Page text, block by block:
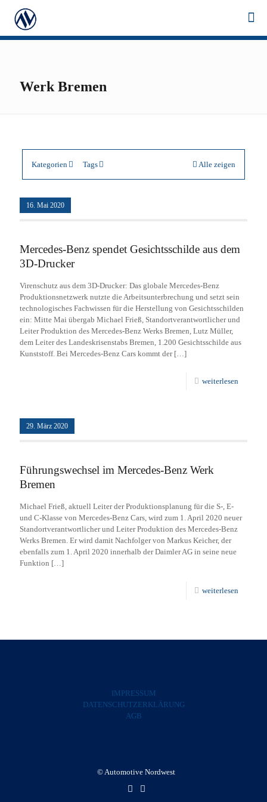
Werk Bremen
Kategorien Tags Alle zeigen
16. Mai 2020
Mercedes-Benz spendet Gesichtsschilde aus dem
3D-Drucker
Virenschutz aus dem 3D-Drucker: Das globale Mercedes-Benz
Produktionsnetzwerk nutzte die Arbeitsunterbrechung und setzt sein
technologisches Fachwissen für die Herstellung von Gesichtsschilden
ein: Mitte Mai übergab Michael Frieß, Standortverantwortlicher und
Leiter Produktion des Mercedes-Benz Werks Bremen, Lutz Müller,
dem Leiter des Landeskrisenstabs Bremen, 1.200 Gesichtsschilde aus
Kunststoff. Bei Mercedes-Benz Cars kommt der[…]
weiterlesen
29. März 2020
Führungswechsel im Mercedes-Benz Werk
Bremen
Michael Frieß, aktuell Leiter der Produktionsplanung für die S-, E-
und C-Klasse von Mercedes-Benz Cars, wird zum 1. April 2020 neuer
Standortverantwortlicher und Leiter Produktion des Mercedes-Benz
Werks Bremen. Er wird damit Nachfolger von Markus Keicher, der
ebenfalls zum 1. April 2020 innerhalb der Daimler AG in seine neue
Funktion […]
weiterlesen
IMPRESSUM
DATENSCHUTZERKLÄRUNG
AGB
© Automotive Nordwest